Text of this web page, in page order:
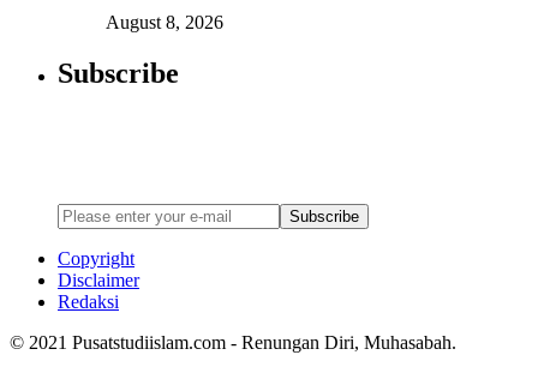
August 8, 2026
Subscribe
Subscribe
Copyright
Disclaimer
Redaksi
© 2021 Pusatstudiislam.com - Renungan Diri, Muhasabah.